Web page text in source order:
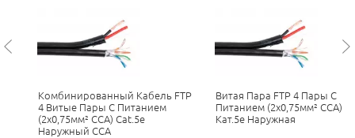
Комбинированный Кабель FTP
4 Витые Пары C Питанием
(2x0,75мм² CCA) Cat.5e
Наружный CCA
Витая Пара FTP 4 Пары С
Питанием (2x0,75мм² CCA)
Кат.5е Наружная